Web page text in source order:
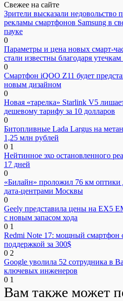
Свежее на сайте
Зрители высказали недовольство
рекламы смартфонов Samsung в
пауке
0
Параметры и цена новых смарт-
стали известны благодаря
0
Смартфон iQOO Z11 будет
новым дизайном
0
Новая «тарелка» Starlink V5
дешевому тарифу за 10 долларов
0
Битопливные Lada Largus на
1,25 млн рублей
0 1
Нейтинное эхо остановленного
17 дней
0
«Билайн» проложил 76 км оптики
дата-центрами Москвы
0
Geely представила цены на EX5
с новым запасом хода
0 1
Redmi Note 17: мощный смартфон
поддержкой за 300$
0 2
Google уволила 52 сотрудника в
ключевых инженеров
0 1
Вам также может